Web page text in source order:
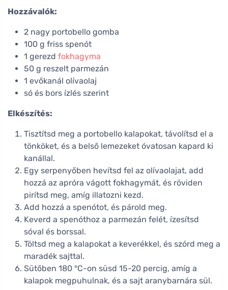
Hozzávalók:
2 nagy portobello gomba
100 g friss spenót
1 gerezd fokhagyma
50 g reszelt parmezán
1 evőkanál olívaolaj
só és bors ízlés szerint
Elkészítés:
Tisztítsd meg a portobello kalapokat, távolítsd el a
tönköket, és a belső lemezeket óvatosan kapard ki
kanállal.
Egy serpenyőben hevítsd fel az olívaolajat, add
hozzá az apróra vágott fokhagymát, és röviden
pirítsd meg, amíg illatozni kezd.
Add hozzá a spenótot, és párold meg.
Keverd a spenóthoz a parmezán felét, ízesítsd
sóval és borssal.
Töltsd meg a kalapokat a keverékkel, és szórd meg a
maradék sajttal.
Sütőben 180 °C-on süsd 15-20 percig, amíg a
kalapok megpuhulnak, és a sajt aranybarnára sül.